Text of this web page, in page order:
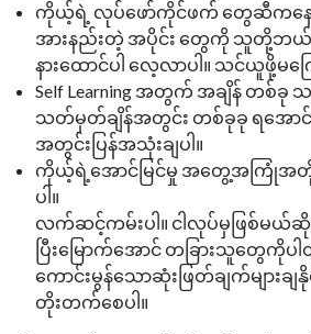
ကိုယ့်ရဲ့ လုပ်ဖော်ကိုင်ဖက် တွေဆီကန
အားနည်းတဲ့ အပိုင်း တွေကို သူတို့ဘ
နားထောင်ပါ လေ့လာပါ။ သင်ယူဖို့မက
Self Learning အတွက် အချိန် တစ်ခု
သတ်မှတ်ချိန်အတွင်း တစ်ခုခု ရအောင်
အတွင်းပြန်အသုံးချပါ။
ကိုယ့်ရဲ့အောင်မြင်မှု အတွေ့အကြုံအတိုင်
ပါ။
လက်ဆင့်ကမ်းပါ။ ငါလုပ်မှဖြစ်မ
ပြီးမြောက်အောင် တခြားသူတွေကိုပ
ကောင်းမွန်သောဆုံးဖြတ်ချက်များ
တိုးတက်စေပါ။